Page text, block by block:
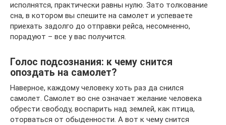
исполнятся, практически равны нулю. Зато толкование
сна, в котором вы спешите на самолет и успеваете
приехать задолго до отправки рейса, несомненно,
порадуют – все у вас получится.
Голос подсознания: к чему снится
опоздать на самолет?
Наверное, каждому человеку хоть раз да снился
самолет. Самолет во сне означает желание человека
обрести свободу, воспарить над землей, как птица,
оторваться от обыденности. А вот к чему снится